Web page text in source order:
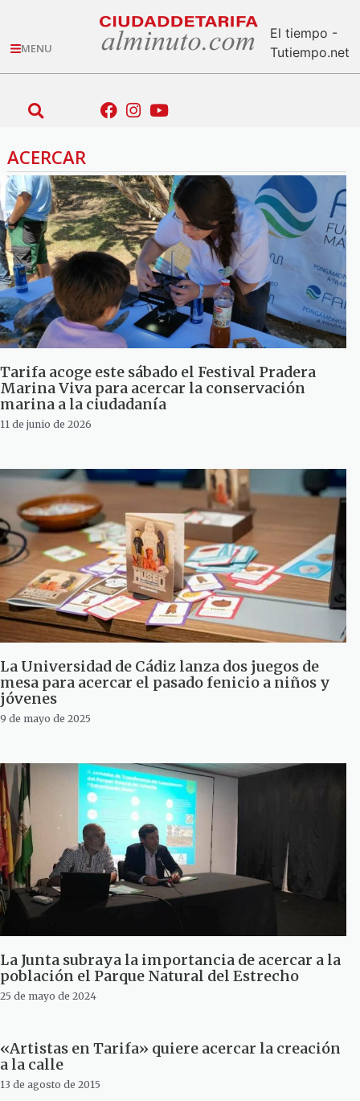
MENU
El tiempo -
Tutiempo.net
ACERCAR
Tarifa acoge este sábado el Festival Pradera
Marina Viva para acercar la conservación
marina a la ciudadanía
11 de junio de 2026
La Universidad de Cádiz lanza dos juegos de
mesa para acercar el pasado fenicio a niños y
jóvenes
9 de mayo de 2025
La Junta subraya la importancia de acercar a la
población el Parque Natural del Estrecho
25 de mayo de 2024
«Artistas en Tarifa» quiere acercar la creación
a la calle
13 de agosto de 2015